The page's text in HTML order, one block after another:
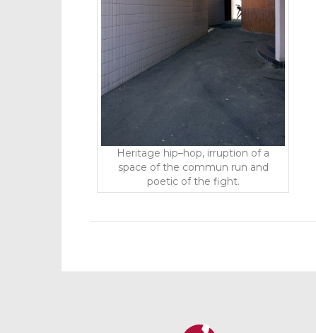
Heritage hip–hop, irruption of a
space of the commun run and
poetic of the fight.